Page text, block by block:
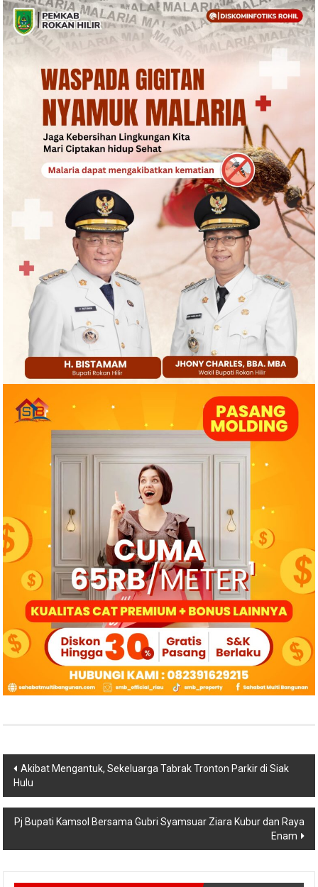
Navigasi
pos
Akibat Mengantuk, Sekeluarga Tabrak Tronton Parkir di Siak
Hulu
Pj Bupati Kamsol Bersama Gubri Syamsuar Ziara Kubur dan Raya
Enam